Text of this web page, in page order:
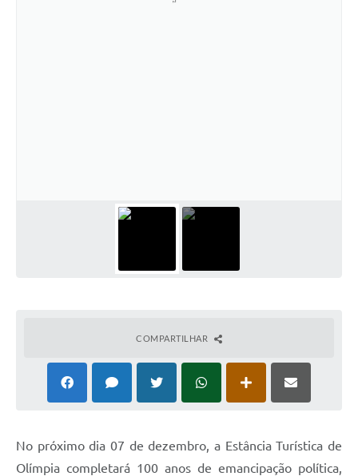
COMPARTILHAR
No próximo dia 07 de dezembro, a Estância Turística de
Olímpia completará 100 anos de emancipação política,